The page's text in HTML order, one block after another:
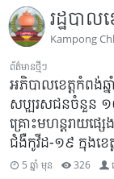
រដ្ឋបាល
Kampong
ព័ត៌មានថ្មីៗ
អភិបាលខេត្តកំពង់ឆ្
សប្បុរសជនចំនួន
គ្រោះមហន្តរាយផ្សេ
ជំងឺកូវីដ-១៩ ក្នុងខេ
5 ឆ្នាំ មុន 326